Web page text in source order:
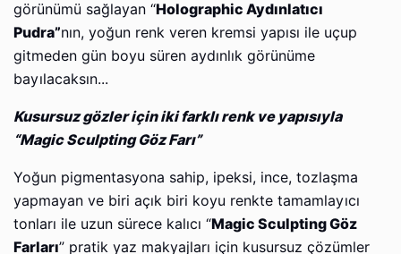
görünümü sağlayan “Holographic Aydınlatıcı
Pudra”nın, yoğun renk veren kremsi yapısı ile uçup
gitmeden gün boyu süren aydınlık görünüme
bayılacaksın...
Kusursuz gözler için iki farklı renk ve yapısıyla
“Magic Sculpting Göz Farı”
Yoğun pigmentasyona sahip, ipeksi, ince, tozlaşma
yapmayan ve biri açık biri koyu renkte tamamlayıcı
tonları ile uzun sürece kalıcı “Magic Sculpting Göz
Farları” pratik yaz makyajları için kusursuz çözümler